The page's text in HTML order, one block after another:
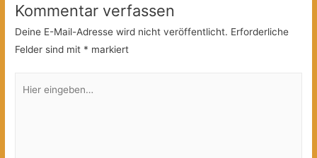
Kommentar verfassen
Deine E-Mail-Adresse wird nicht veröffentlicht. Erforderliche
Felder sind mit * markiert
eingeben…